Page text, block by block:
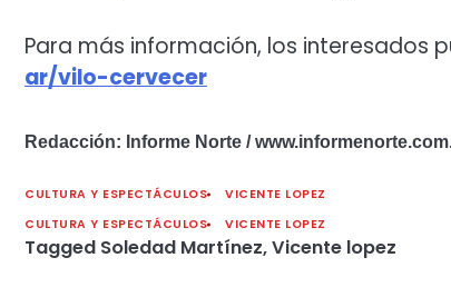
Para más información, los interesados
ar/vilo-cervecer
Redacción: Informe Norte /
CULTURA Y ESPECTÁCULOS
VICENTE LOPEZ
CULTURA Y ESPECTÁCULOS
VICENTE LOPEZ
Tagged Soledad Martínez,Vicente lopez